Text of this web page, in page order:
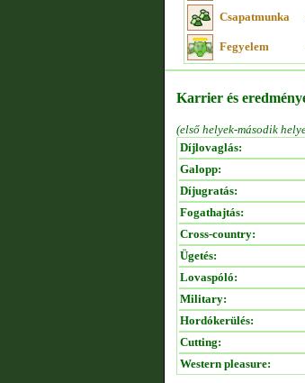
Csapatmunka
Fegyelem
Karrier és
(első helyek-második
Díjlovaglás:
Galopp:
Díjugratás:
Fogathajtás:
Cross-country:
Ügetés:
Lovaspóló:
Military:
Hordókerülés:
Cutting:
Western pleasure: